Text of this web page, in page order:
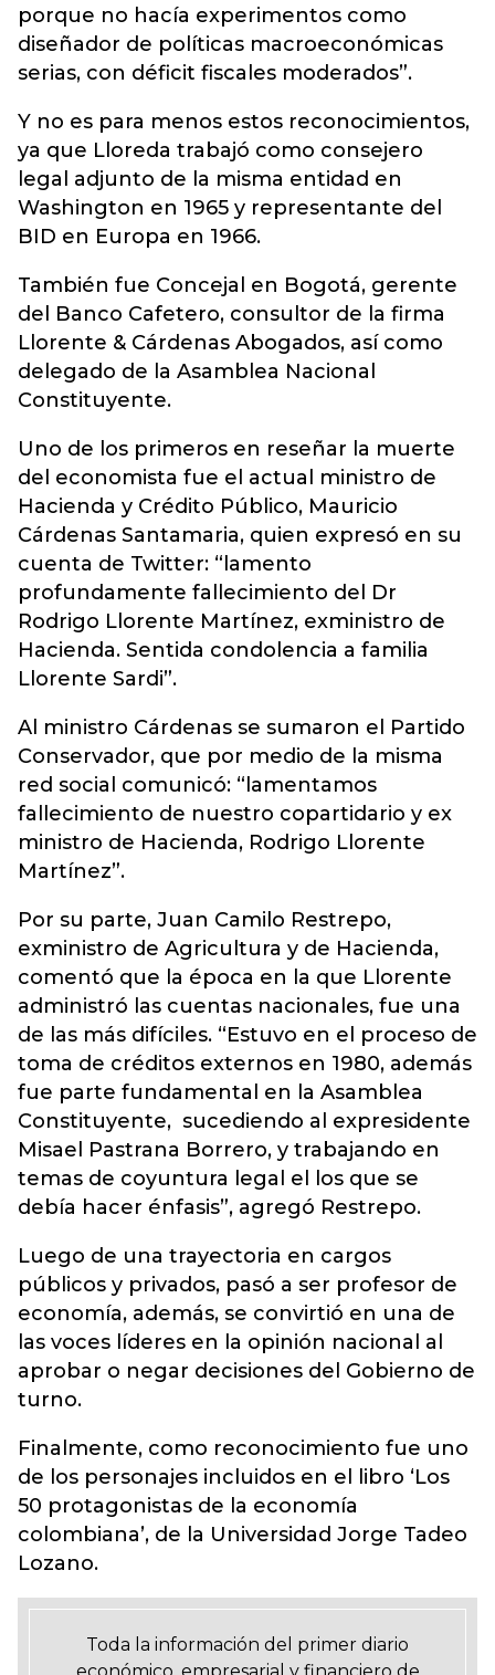
porque no hacía experimentos como
diseñador de políticas macroeconómicas
serias, con déficit fiscales moderados”.
Y no es para menos estos reconocimientos,
ya que Lloreda trabajó como consejero
legal adjunto de la misma entidad en
Washington en 1965 y representante del
BID en Europa en 1966.
También fue Concejal en Bogotá, gerente
del Banco Cafetero, consultor de la firma
Llorente & Cárdenas Abogados, así como
delegado de la Asamblea Nacional
Constituyente.
Uno de los primeros en reseñar la muerte
del economista fue el actual ministro de
Hacienda y Crédito Público, Mauricio
Cárdenas Santamaria, quien expresó en su
cuenta de Twitter: “lamento
profundamente fallecimiento del Dr
Rodrigo Llorente Martínez, exministro de
Hacienda. Sentida condolencia a familia
Llorente Sardi”.
Al ministro Cárdenas se sumaron el Partido
Conservador, que por medio de la misma
red social comunicó: “lamentamos
fallecimiento de nuestro copartidario y ex
ministro de Hacienda, Rodrigo Llorente
Martínez”.
Por su parte, Juan Camilo Restrepo,
exministro de Agricultura y de Hacienda,
comentó que la época en la que Llorente
administró las cuentas nacionales, fue una
de las más difíciles. “Estuvo en el proceso de
toma de créditos externos en 1980, además
fue parte fundamental en la Asamblea
Constituyente, sucediendo al expresidente
Misael Pastrana Borrero, y trabajando en
temas de coyuntura legal el los que se
debía hacer énfasis”, agregó Restrepo.
Luego de una trayectoria en cargos
públicos y privados, pasó a ser profesor de
economía, además, se convirtió en una de
las voces líderes en la opinión nacional al
aprobar o negar decisiones del Gobierno de
turno.
Finalmente, como reconocimiento fue uno
de los personajes incluidos en el libro ‘Los
50 protagonistas de la economía
colombiana’, de la Universidad Jorge Tadeo
Lozano.
Toda la información del primer diario